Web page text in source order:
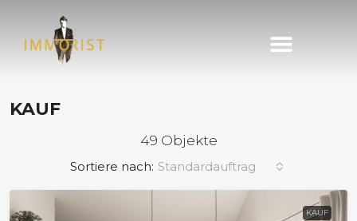
KAUF
49 Objekte
Sortiere nach: Standardauftrag
KAUF